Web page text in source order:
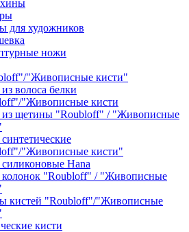
для художников
ножи
"Живописные кисти"
волоса белки
"Живописные кисти
из щетины "Roubloff" / "Живописные
"Живописные кисти"
Hana
колонок "Roubloff" / "Живописные
кистей "Roubloff"/"Живописные
кисти